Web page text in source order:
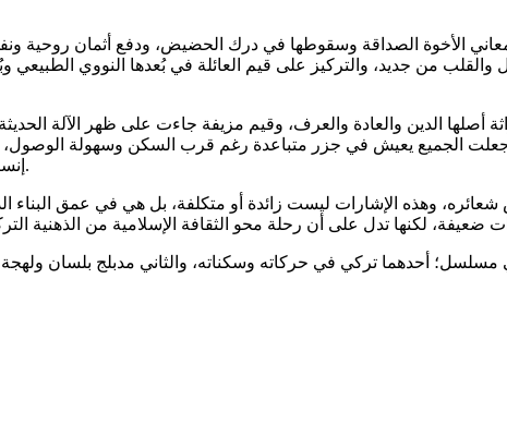
الأخوة الصداقة وسقوطها في درك الحضيض، ودفع أثمان روحية
من جديد، والتركيز على قيم العائلة في بُعدها النووي الطبيعي
الدين والعادة والعرف، وقيم مزيفة جاءت على ظهر الآلة
الجميع يعيش في جزر متباعدة رغم قرب السكن وسهولة الوصول،
إنسانا، ورحلة العودة ليست سهلة وليست سريعة وليست رخيصة، لكنها ضرورية.
وهذه الإشارات ليست زائدة أو متكلفة، بل هي في عمق البناء
أحدهما تركي في حركاته وسكناته، والثاني مدبلج بلسان